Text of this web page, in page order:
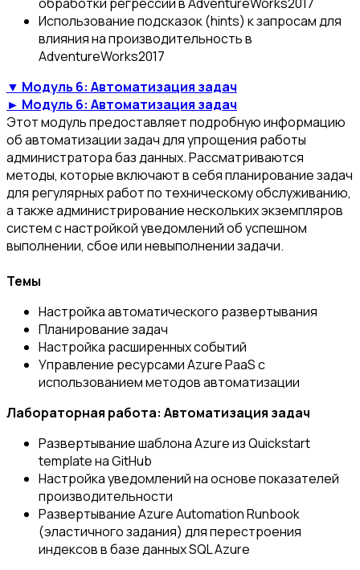
Использование подсказок (hints) к запросам для
влияния на производительность в
AdventureWorks2017
▼ Модуль 6: Автоматизация задач
► Модуль 6: Автоматизация задач
Этот модуль предоставляет подробную информацию
об автоматизации задач для упрощения работы
администратора баз данных. Рассматриваются
методы, которые включают в себя планирование задач
для регулярных работ по техническому обслуживанию,
а также администрирование нескольких экземпляров
систем с настройкой уведомлений об успешном
выполнении, сбое или невыполнении задачи.
Темы
Настройка автоматического развертывания
Планирование задач
Настройка расширенных событий
Управление ресурсами Azure PaaS с
использованием методов автоматизации
Лабораторная работа: Автоматизация задач
Развертывание шаблона Azure из Quickstart
template на GitHub
Настройка уведомлений на основе показателей
производительности
Развертывание Azure Automation Runbook
(эластичного задания) для перестроения
индексов в базе данных SQL Azure